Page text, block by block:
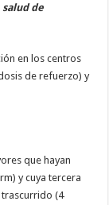
salud de
en los centros
de refuerzo) y
que hayan
y cuya tercera
trascurrido (4